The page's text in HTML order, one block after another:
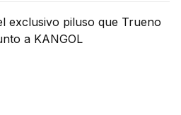
exclusivo piluso que Trueno
a KANGOL